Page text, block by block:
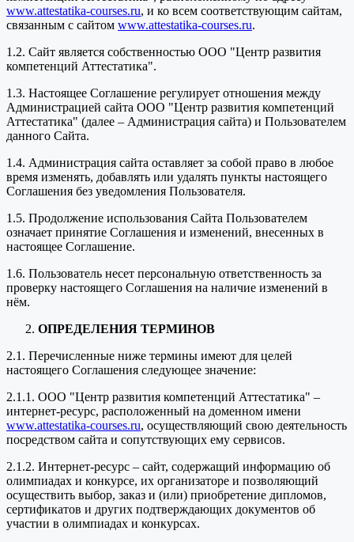
www.attestatika-courses.ru, и ко всем соответствующим сайтам,
связанным с сайтом www.attestatika-courses.ru.
1.2. Сайт является собственностью ООО "Центр развития
компетенций Аттестатика".
1.3. Настоящее Соглашение регулирует отношения между
Администрацией сайта ООО "Центр развития компетенций
Аттестатика" (далее – Администрация сайта) и Пользователем
данного Сайта.
1.4. Администрация сайта оставляет за собой право в любое
время изменять, добавлять или удалять пункты настоящего
Соглашения без уведомления Пользователя.
1.5. Продолжение использования Сайта Пользователем
означает принятие Соглашения и изменений, внесенных в
настоящее Соглашение.
1.6. Пользователь несет персональную ответственность за
проверку настоящего Соглашения на наличие изменений в
нём.
ОПРЕДЕЛЕНИЯ ТЕРМИНОВ
2.1. Перечисленные ниже термины имеют для целей
настоящего Соглашения следующее значение:
2.1.1. ООО "Центр развития компетенций Аттестатика" –
интернет-ресурс, расположенный на доменном имени
www.attestatika-courses.ru, осуществляющий свою деятельность
посредством сайта и сопутствующих ему сервисов.
2.1.2. Интернет-ресурс – сайт, содержащий информацию об
олимпиадах и конкурсе, их организаторе и позволяющий
осуществить выбор, заказ и (или) приобретение дипломов,
сертификатов и других подтверждающих документов об
участии в олимпиадах и конкурсах.